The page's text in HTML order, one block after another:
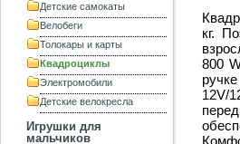
Детские самокаты
Велобеги
Толокары и карты
Квадроциклы
Электромобили
Детские велокресла
Игрушки для
мальчиков
кг.
800
12V/